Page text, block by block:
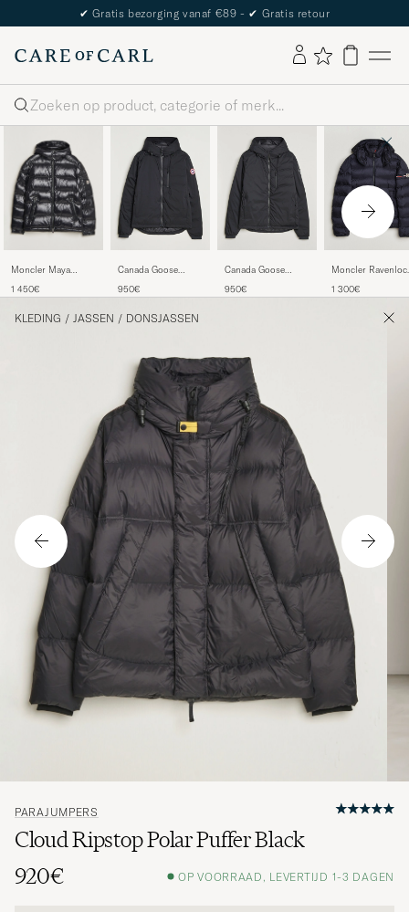
✔ Gratis bezorging vanaf €89 - ✔ Gratis retour
Zoeken
Moncler Maya
1 450€
Canada Goose
950€
Canada Goose
950€
Moncler
1 300€
KLEDING / JASSEN / DONSJASSEN
PARAJUMPERS
Cloud Ripstop Polar Puffer Black
920€
OP VOORRAAD, LEVERTIJD 1-3 DAGEN